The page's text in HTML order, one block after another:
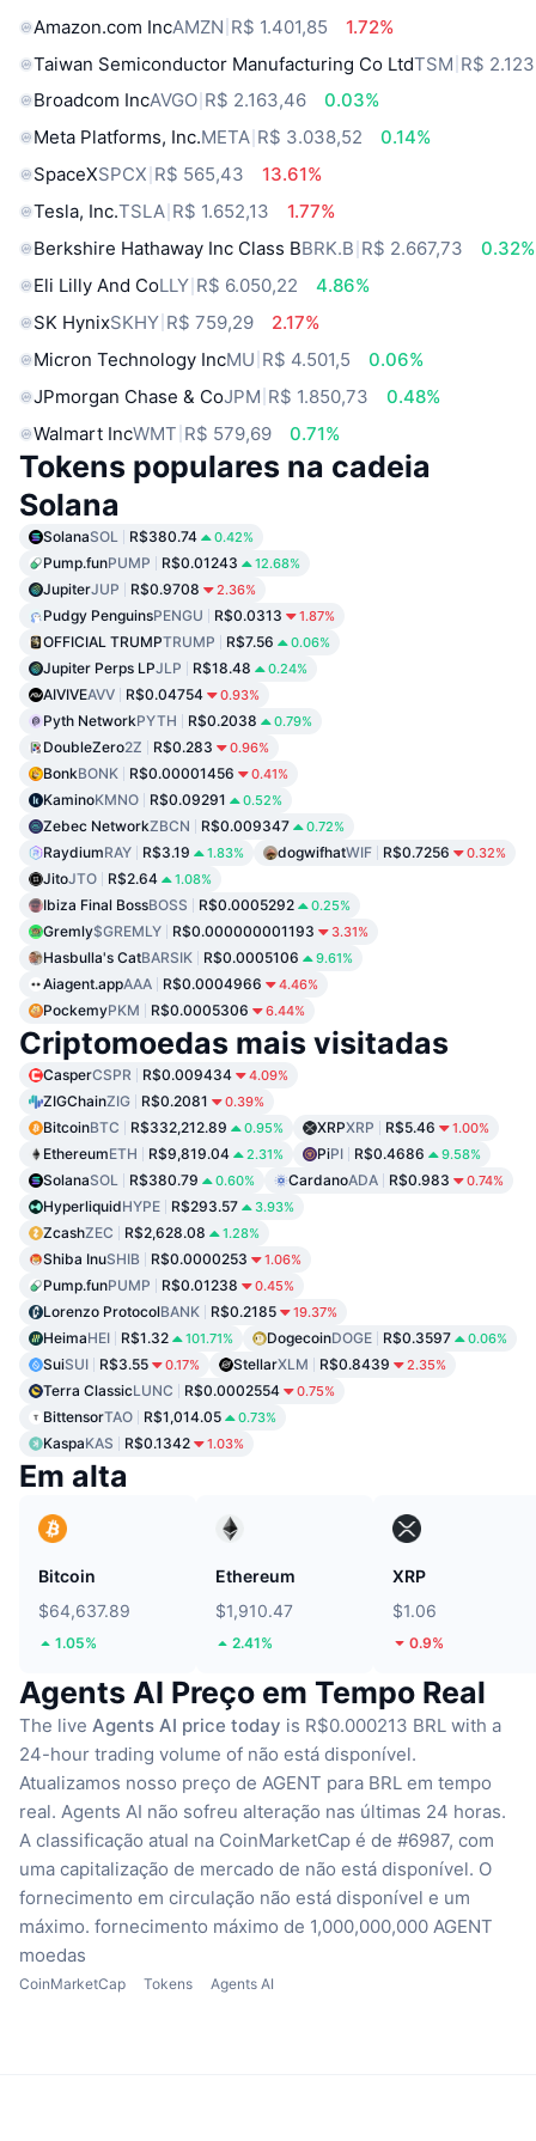
Amazon.com IncAMZN R$ 1.401,85
1.72%
Taiwan Semiconductor Manufacturing Co LtdTSM R$
Broadcom IncAVGO R$ 2.163,46
0.03%
Meta Platforms, Inc.META R$ 3.038,52
0.14%
SpaceXSPCX R$ 565,43
13.61%
Tesla, Inc.TSLA R$ 1.652,13
1.77%
Berkshire Hathaway Inc Class BBRK.B R$ 2.667,73
0.32%
Eli Lilly And CoLLY R$ 6.050,22
4.86%
SK HynixSKHY R$ 759,29
2.17%
Micron Technology IncMU R$ 4.501,5
0.06%
JPmorgan Chase & CoJPM R$ 1.850,73
0.48%
Walmart IncWMT R$ 579,69 0.71%
Tokens populares na cadeia
Solana
SolanaSOL R$380.74 0.42%
Pump.funPUMP R$0.01243 12.68%
JupiterJUP R$0.9708 2.36%
Pudgy PenguinsPENGU R$0.0313 1.87%
OFFICIAL TRUMPTRUMP R$7.56 0.06%
Jupiter Perps LPJLP R$18.48 0.24%
AIVIVEAVV R$0.04754 0.93%
Pyth NetworkPYTH R$0.2038 0.79%
DoubleZero2Z R$0.283 0.96%
BonkBONK R$0.00001456 0.41%
KaminoKMNO R$0.09291 0.52%
Zebec NetworkZBCN R$0.009347 0.72%
RaydiumRAY R$3.19 1.83% dogwifhatWIF R$0.7256 0.32%
JitoJTO R$2.64 1.08%
Ibiza Final BossBOSS R$0.0005292 0.25%
Gremly$GREMLY R$0.000000001193 3.31%
Hasbulla's CatBARSIK R$0.0005106 9.61%
Aiagent.appAAA R$0.0004966 4.46%
PockemyPKM R$0.0005306 6.44%
Criptomoedas mais visitadas
CasperCSPR R$0.009434 4.09%
ZIGChainZIG R$0.2081 0.39%
BitcoinBTC R$332,212.89 0.95% XRPXRP R$5.46 1.00%
EthereumETH R$9,819.04 2.31% PiPI R$0.4686 9.58%
SolanaSOL R$380.79 0.60% CardanoADA R$0.983 0.74%
HyperliquidHYPE R$293.57 3.93%
ZcashZEC R$2,628.08 1.28%
Shiba InuSHIB R$0.0000253 1.06%
Pump.funPUMP R$0.01238 0.45%
Lorenzo ProtocolBANK R$0.2185 19.37%
HeimaHEI R$1.32 101.71% DogecoinDOGE R$0.3597 0.06%
SuiSUI R$3.55 0.17% StellarXLM R$0.8439 2.35%
Terra ClassicLUNC R$0.0002554 0.75%
BittensorTAO R$1,014.05 0.73%
KaspaKAS R$0.1342 1.03%
Em alta
Bitcoin
$64,637.89
1.05%
Ethereum
$1,910.47
2.41%
XRP
$1.06
0.9%
Agents AI Preço em Tempo Real
The live Agents AI price today is R$0.000213 BRL with a
24-hour trading volume of não está disponível.
Atualizamos nosso preço de AGENT para BRL em tempo
real. Agents AI não sofreu alteração nas últimas 24 horas.
A classificação atual na CoinMarketCap é de #6987, com
uma capitalização de mercado de não está disponível. O
fornecimento em circulação não está disponível e um
máximo. fornecimento máximo de 1,000,000,000 AGENT
moedas
CoinMarketCap Tokens Agents AI